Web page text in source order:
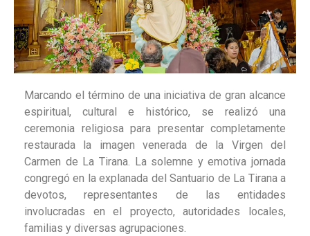
Marcando el término de una iniciativa de gran alcance
espiritual, cultural e histórico, se realizó una
ceremonia religiosa para presentar completamente
restaurada la imagen venerada de la Virgen del
Carmen de La Tirana. La solemne y emotiva jornada
congregó en la explanada del Santuario de La Tirana a
devotos, representantes de las entidades
involucradas en el proyecto, autoridades locales,
familias y diversas agrupaciones.